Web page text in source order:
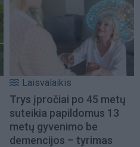
Laisvalaikis
Trys įpročiai po 45 metų
suteikia papildomus 13
metų gyvenimo be
demencijos – tyrimas